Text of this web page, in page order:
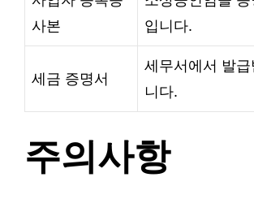
사본
입니다.
세금 증명서
세무서에서 발급
니다.
주의사항